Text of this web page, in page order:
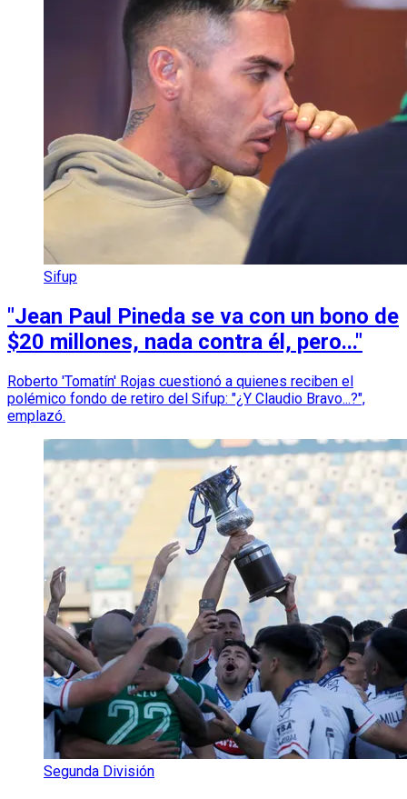
Sifup
"Jean Paul Pineda se va con un bono de
$20 millones, nada contra él, pero..."
Roberto 'Tomatín' Rojas cuestionó a quienes reciben el
polémico fondo de retiro del Sifup: "¿Y Claudio Bravo...?",
emplazó.
Segunda División